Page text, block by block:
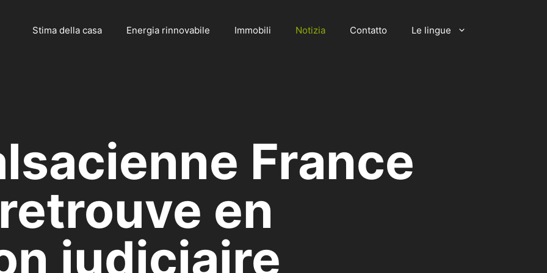
Stima della casa Energia rinnovabile Immobili Notizia Contatto Le lingue
France
en
judiciaire